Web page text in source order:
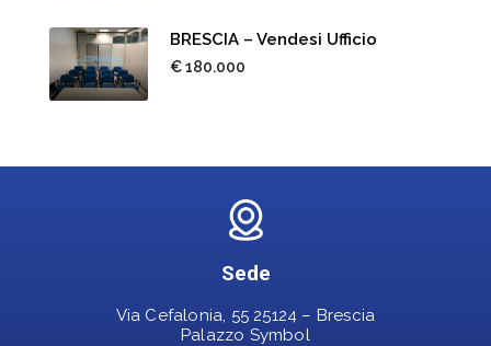
BRESCIA – Vendesi Ufficio
€ 180.000
Sede
Via Cefalonia, 55 25124 – Brescia
Palazzo Symbol